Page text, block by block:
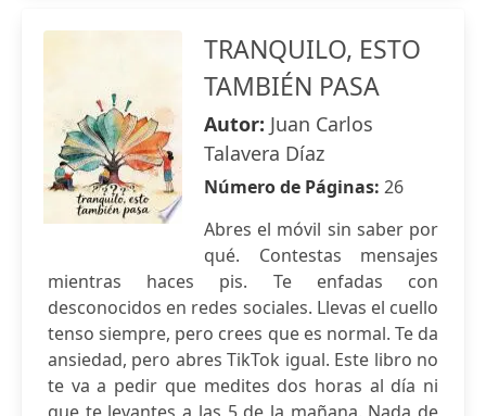
TRANQUILO, ESTO
TAMBIÉN PASA
Autor: Juan Carlos
Talavera Díaz
Número de Páginas: 26
Abres el móvil sin saber por
qué. Contestas mensajes
mientras haces pis. Te enfadas con
desconocidos en redes sociales. Llevas el cuello
tenso siempre, pero crees que es normal. Te da
ansiedad, pero abres TikTok igual. Este libro no
te va a pedir que medites dos horas al día ni